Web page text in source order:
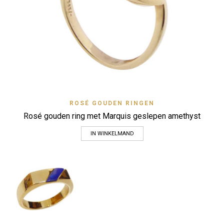
ROSÉ GOUDEN RINGEN
Rosé gouden ring met Marquis geslepen amethyst
IN WINKELMAND